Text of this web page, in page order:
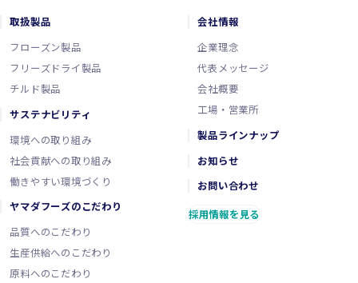
取扱製品
フローズン製品
フリーズドライ製品
チルド製品
サステナビリティ
環境への取り組み
社会貢献への取り組み
働きやすい環境づくり
ヤマダフーズのこだわり
品質へのこだわり
生産供給へのこだわり
原料へのこだわり
会社情報
企業理念
代表メッセージ
会社概要
工場・営業所
製品ラインナップ
お知らせ
お問い合わせ
採用情報を見る